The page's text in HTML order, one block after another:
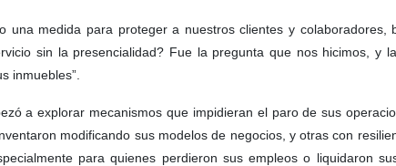
una medida para proteger a nuestros clientes y
sin la presencialidad? Fue la pregunta que nos hicimos,
inmuebles”.
a explorar mecanismos que impidieran el paro de sus
modificando sus modelos de negocios, y otras con
para quienes perdieron sus empleos o liquidaron